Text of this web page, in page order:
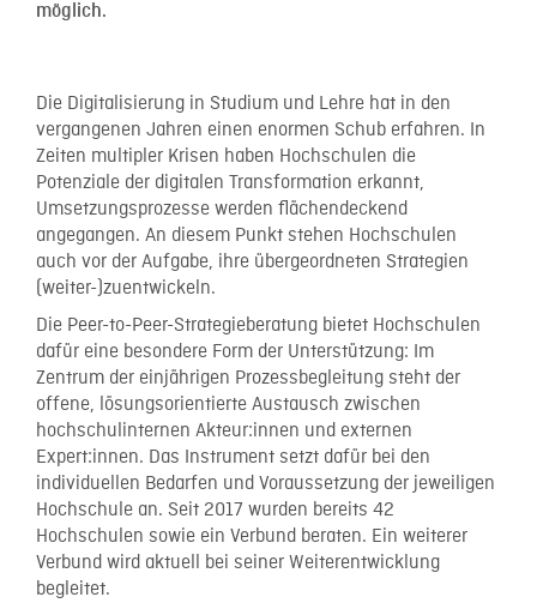
möglich.
Die Digitalisierung in Studium und Lehre hat in den
vergangenen Jahren einen enormen Schub erfahren. In
Zeiten multipler Krisen haben Hochschulen die
Potenziale der digitalen Transformation erkannt,
Umsetzungsprozesse werden flächendeckend
angegangen. An diesem Punkt stehen Hochschulen
auch vor der Aufgabe, ihre übergeordneten Strategien
(weiter-)zuentwickeln.
Die Peer-to-Peer-Strategieberatung bietet Hochschulen
dafür eine besondere Form der Unterstützung: Im
Zentrum der einjährigen Prozessbegleitung steht der
offene, lösungsorientierte Austausch zwischen
hochschulinternen Akteur:innen und externen
Expert:innen. Das Instrument setzt dafür bei den
individuellen Bedarfen und Voraussetzung der jeweiligen
Hochschule an. Seit 2017 wurden bereits 42
Hochschulen sowie ein Verbund beraten. Ein weiterer
Verbund wird aktuell bei seiner Weiterentwicklung
begleitet.